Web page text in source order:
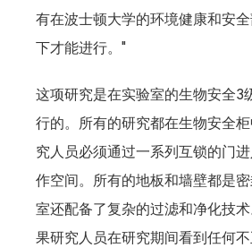
有在波士顿大学的环境健康和安
下才能进行。"
这项研究是在实验室的生物安全3
行的。所有的研究都在生物安全
究人员必须通过一系列互锁的门
作空间。所有的地板和墙壁都是
室还配备了复杂的过滤和净化技
果研究人员在研究期间看到任何